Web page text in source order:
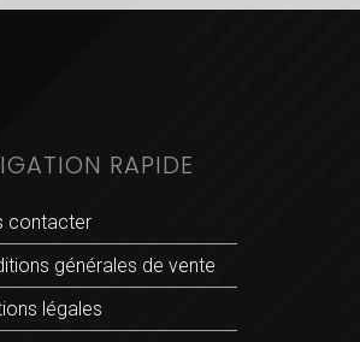
RAPIDE
contacter
générales de vente
légales